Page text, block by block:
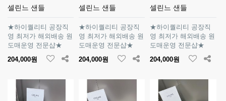
셀린느 샌들
★하이퀄리티 공장직
영 최저가 해외배송 원
도매운영 전문샵★
204,000원
셀린느 샌들
★하이퀄리티 공장직
영 최저가 해외배송 원
도매운영 전문샵★
204,000원
셀린느 샌들
★하이퀄리티 공장직
영 최저가 해외배송 원
도매운영 전문샵★
204,000원